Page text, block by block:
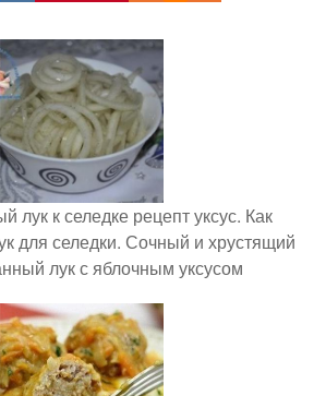
лук к селедке рецепт уксус. Как
для селедки. Сочный и хрустящий
лук с яблочным уксусом